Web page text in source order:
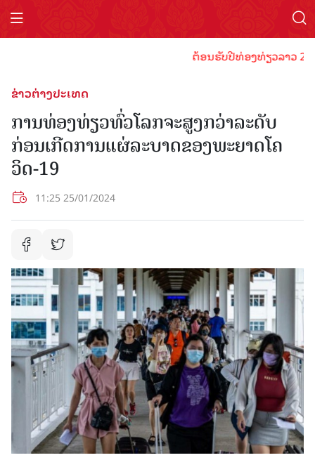
ຕ້ອນຮັບປີທ່ອງທ່ຽວລາວ
ຂ່າວຕ່າງປະເທດ
ການທ່ອງທ່ຽວທົ່ວໂລກຈະສູງກວ່າລະດັບ
ກ່ອນເກີດການແຜ່ລະບາດຂອງພະຍາດໂຄ
ວິດ-19
11:25 25/01/2024